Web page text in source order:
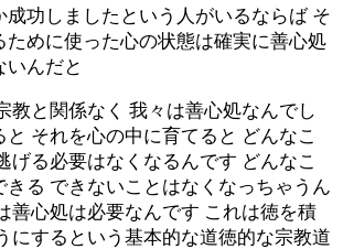
成功しましたという人がいるならば そ
ために使った心の状態は確実に善心処
いんだと
教と関係なく 我々は善心処なんでし
と それを心の中に育てると どんなこ
げる必要はなくなるんです どんなこ
きる できないことはなくなっちゃうん
善心処は必要なんです これは徳を積
にするという基本的な道徳的な宗教道